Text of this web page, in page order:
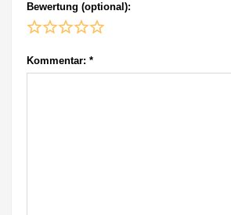
Bewertung (optional):
Kommentar: *